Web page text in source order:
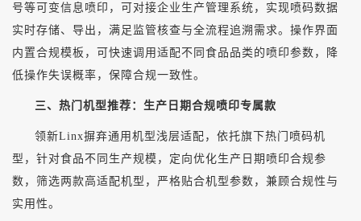
号等可变信息喷印，可对接企业生产管理系统，实现喷码数据
实时存储、导出，满足监管核查与全流程追溯需求。操作界面
内置合规模板，可快速调用适配不同食品品类的喷印参数，降
低操作失误概率，保障合规一致性。
三、热门机型推荐：生产日期合规喷印专属款
领新Linx摒弃通用机型浅层适配，依托旗下热门喷码机
型，针对食品不同生产规模，定向优化生产日期喷印合规参
数，筛选两款高适配机型，严格贴合机型参数，兼顾合规性与
实用性。